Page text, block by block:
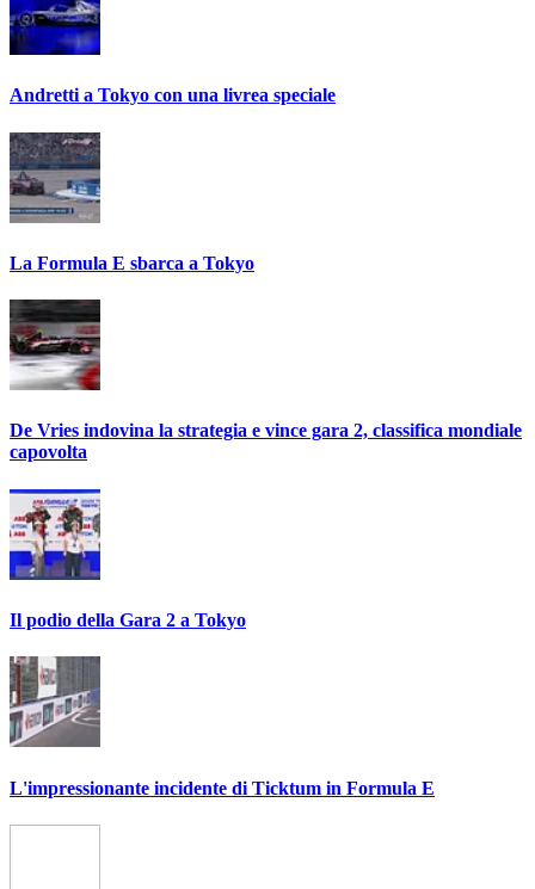
Andretti a Tokyo con una livrea speciale
La Formula E sbarca a Tokyo
De Vries indovina la strategia e vince gara 2, classifica mondiale
capovolta
Il podio della Gara 2 a Tokyo
L'impressionante incidente di Ticktum in Formula E